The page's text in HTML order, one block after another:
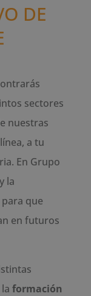
DE
sectores
nuestras
a tu
En Grupo
la
que
en futuros
formación